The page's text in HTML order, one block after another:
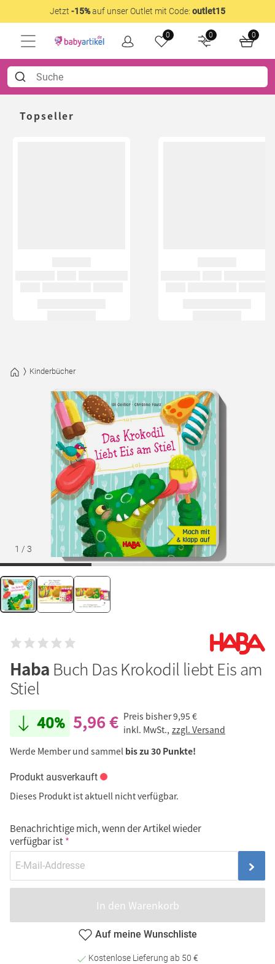
Jetzt -15%auf unser Outlet mit Code: outlet15
0 0 0
Topseller
Kinderbücher
1 / 3
Haba Buch Das Krokodil liebt Eis am
Stiel
40% 5,96 € Preis bisher9,95 €
inkl. MwSt., zzgl. Versand
Werde Member und sammel bis zu 30 Punkte!
Produkt ausverkauft
Dieses Produkt ist aktuell nicht verfügbar.
Benachrichtige mich, wenn der Artikel wieder
verfügbar ist
In den Warenkorb
Auf meine Wunschliste
Kostenlose Lieferung ab 50 €